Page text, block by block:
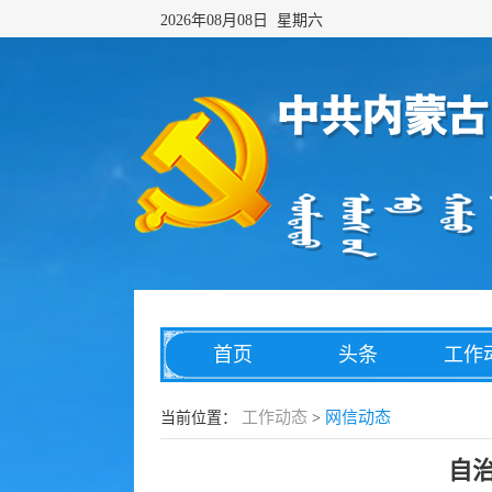
2026年08月08日 星期六
首页 头条 工作
网络传播 综合治理
当前位置： 工作动态 > 网信动态
自